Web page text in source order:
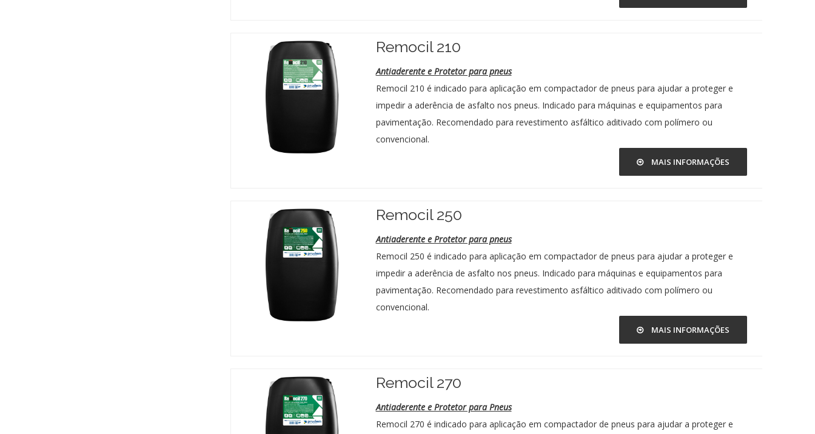
Remocil 210
Antiaderente e Protetor para pneus
Remocil 210 é indicado para aplicação em compactador de pneus para ajudar a proteger e
impedir a aderência de asfalto nos pneus. Indicado para máquinas e equipamentos para
pavimentação. Recomendado para revestimento asfáltico aditivado com polímero ou
convencional.
MAIS INFORMAÇÕES
Remocil 250
Antiaderente e Protetor para pneus
Remocil 250 é indicado para aplicação em compactador de pneus para ajudar a proteger e
impedir a aderência de asfalto nos pneus. Indicado para máquinas e equipamentos para
pavimentação. Recomendado para revestimento asfáltico aditivado com polímero ou
convencional.
MAIS INFORMAÇÕES
Remocil 270
Antiaderente e Protetor para Pneus
Remocil 270 é indicado para aplicação em compactador de pneus para ajudar a proteger e